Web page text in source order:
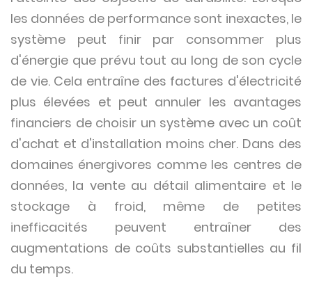
les données de performance sont inexactes, le
système peut finir par consommer plus
d'énergie que prévu tout au long de son cycle
de vie. Cela entraîne des factures d'électricité
plus élevées et peut annuler les avantages
financiers de choisir un système avec un coût
d'achat et d'installation moins cher. Dans des
domaines énergivores comme les centres de
données, la vente au détail alimentaire et le
stockage à froid, même de petites
inefficacités peuvent entraîner des
augmentations de coûts substantielles au fil
du temps.